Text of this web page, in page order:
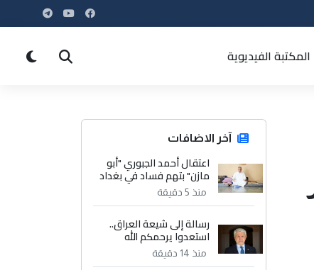
المكتبة الفيديوية
آخر الاضافات
اعتقال أحمد الجبوري "أبو
مازن" بتهم فساد في بغداد
منذ 5 دقيقة
رسالة إلى شيعة العراق..
استعدوا يرحمكم الله
منذ 14 دقيقة